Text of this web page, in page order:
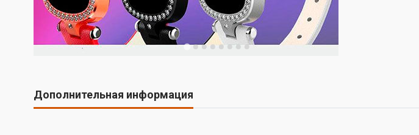
Дополнительная информация